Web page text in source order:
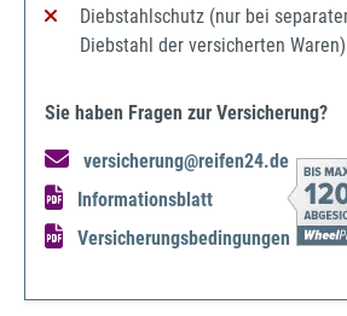
Diebstahlschutz (nur bei
Diebstahl der versicherten Waren)
Sie haben Fragen zur Versicherung?
versicherung@reifen24.de
Informationsblatt
Versicherungsbedingungen